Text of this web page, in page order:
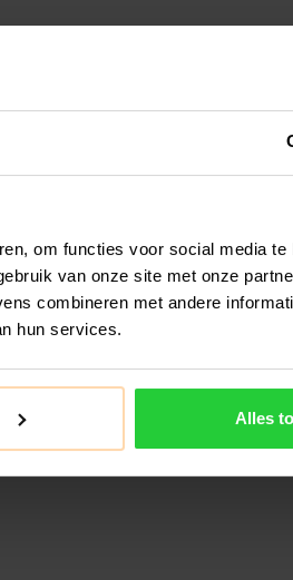
om functies voor social media te
van onze site met onze
combineren met andere
hun services.
Alles